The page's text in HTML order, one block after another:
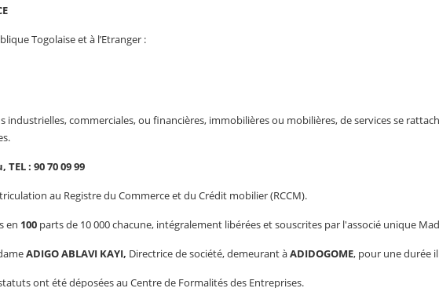
Togolaise et à l’Etranger :
commerciales, ou financières, immobilières ou mobilières, de services se
: 90 70 09 99
au Registre du Commerce et du Crédit mobilier (RCCM).
en 100 parts de 10 000 chacune, intégralement libérées et souscrites par l'associé unique
ADIGO ABLAVI KAYI, Directrice de société, demeurant àADIDOGOME, pour une durée
ont été déposées au Centre de Formalités des Entreprises.